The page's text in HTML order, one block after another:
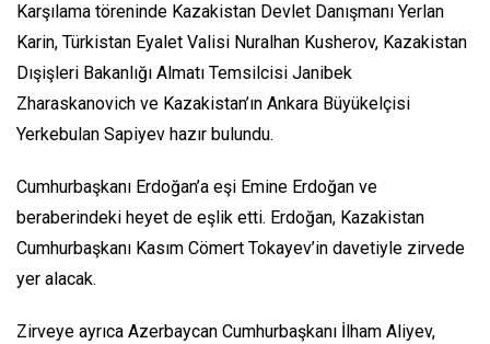
Karşılama töreninde Kazakistan Devlet Danışmanı Yerlan
Karin, Türkistan Eyalet Valisi Nuralhan Kusherov, Kazakistan
Dışişleri Bakanlığı Almatı Temsilcisi Janibek
Zharaskanovich ve Kazakistan’ın Ankara Büyükelçisi
Yerkebulan Sapiyev hazır bulundu.
Cumhurbaşkanı Erdoğan’a eşi Emine Erdoğan ve
beraberindeki heyet de eşlik etti. Erdoğan, Kazakistan
Cumhurbaşkanı Kasım Cömert Tokayev’in davetiyle zirvede
yer alacak.
Zirveye ayrıca Azerbaycan Cumhurbaşkanı İlham Aliyev,